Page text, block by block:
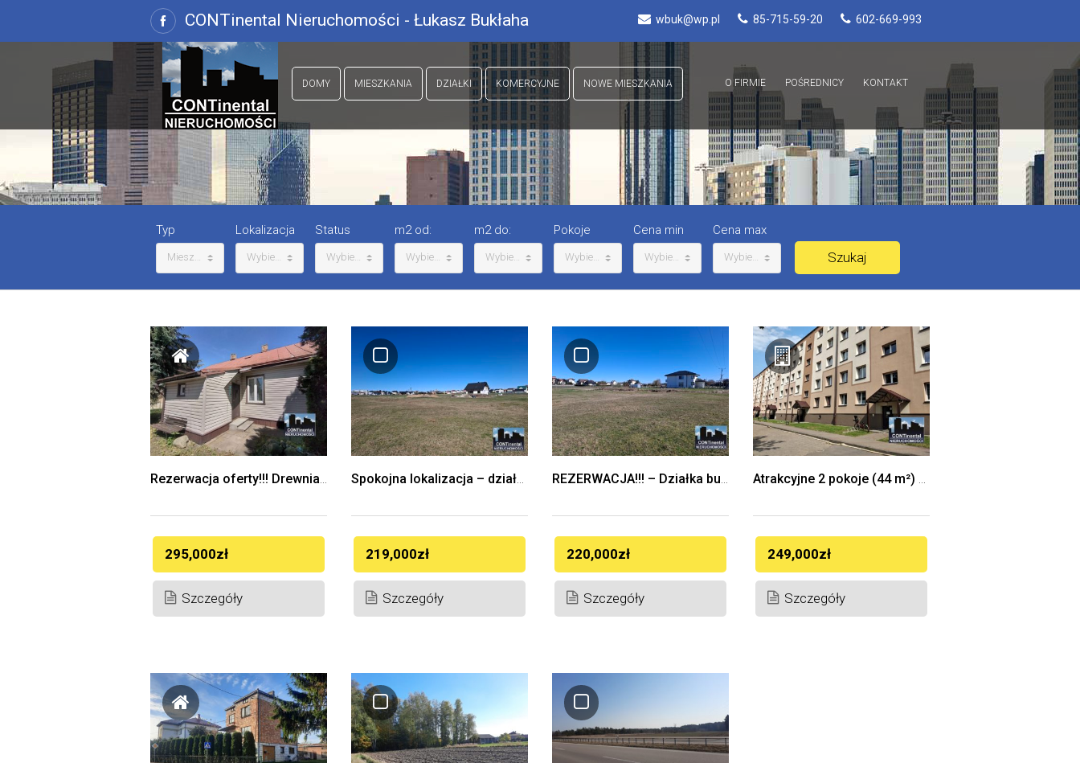
CONTinental Nieruchomości - Łukasz Bukłaha wbuk@wp.pl 85-715-59-20 602-669-993
DOMY MIESZKANIA DZIAŁKI KOMERCYJNE NOWE MIESZKANIA O FIRMIE POŚREDNICY KONTAKT
Typ
Mieszkanie
Lokalizacja
Wybierz
Status
Wybierz
m2 od:
Wybierz
m2 do:
Wybierz
Pokoje
Wybierz
Cena min
Wybierz
Cena max
Wybierz
295,000zł
Szczegóły
219,000zł
Szczegóły
220,000zł
Szczegóły
249,000zł
Szczegóły